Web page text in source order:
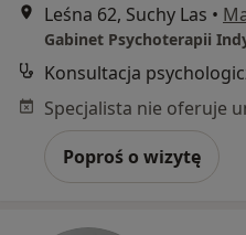
Leśna 62, Suchy Las •
Gabinet Psychoterapii
Konsultacja
Poproś o wizytę